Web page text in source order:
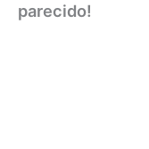
parecido!